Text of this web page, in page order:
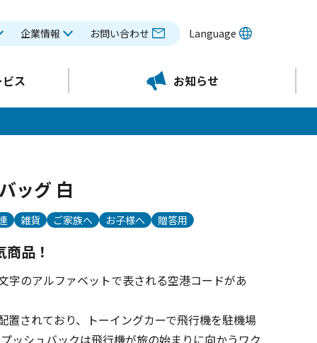
企業情報 お問い合わせ Language
ス お知らせ
ッグ 白
雑貨 ご家族へ お子様へ 贈答用
品！
字のアルファベットで表される空港コードがあ
されており、トーイングカーで飛行機を駐機場